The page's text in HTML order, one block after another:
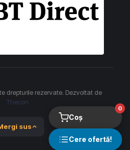
drepturile rezervate. Dezvoltat de
Thecon
sus
Coș
0
Cere ofertă!